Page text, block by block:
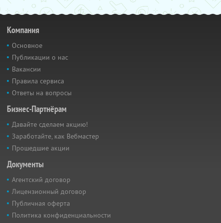
Компания
Основное
Публикации о нас
Вакансии
Правила сервиса
Ответы на вопросы
Бизнес-Партнёрам
Давайте сделаем акцию!
Заработайте, как Вебмастер
Прошедшие акции
Документы
Агентский договор
Лицензионный договор
Публичная оферта
Политика конфиденциальности